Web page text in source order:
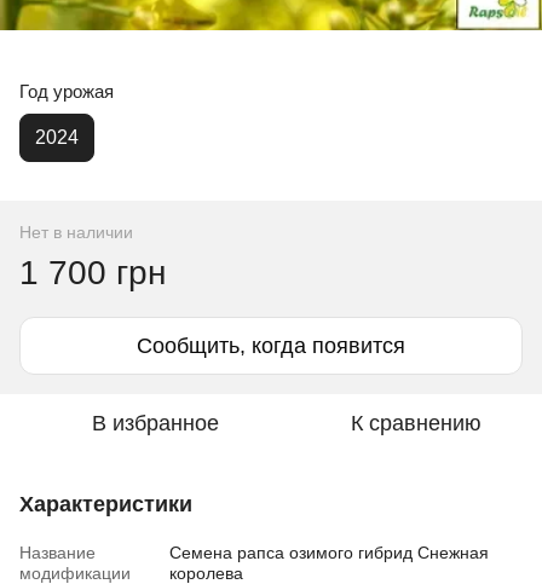
Год урожая
2024
Нет в наличии
1 700 грн
Сообщить, когда появится
В избранное К сравнению
Характеристики
Название
модификации
Семена рапса озимого гибрид Снежная
королева